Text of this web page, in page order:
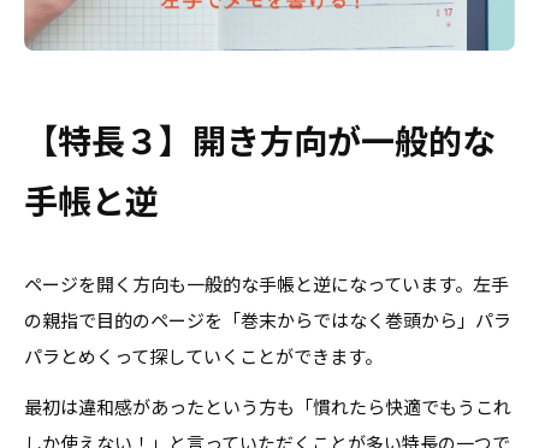
【特長３】開き方向が一般的な
手帳と逆
ページを開く方向も一般的な手帳と逆になっています。左手
の親指で目的のページを「巻末からではなく巻頭から」パラ
パラとめくって探していくことができます。
最初は違和感があったという方も「慣れたら快適でもうこれ
しか使えない！」と言っていただくことが多い特長の一つで